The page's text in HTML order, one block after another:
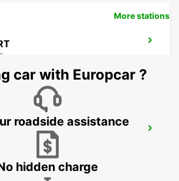
More stations
car with Europcar ?
roadside assistance
hidden charge